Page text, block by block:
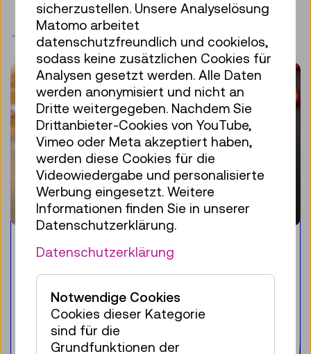
STORYS ZUM THEMA
Hands-On: Technik mit allen
Sinnen begreifen
Neben den Objekten aus der
umfangreichen Sammlung des
Technischen Museums Wien locken
insbesondere die interaktiven
sicherzustellen. Unsere Analyselösung
Matomo arbeitet
datenschutzfreundlich und cookielos,
sodass keine zusätzlichen Cookies für
Analysen gesetzt werden. Alle Daten
werden anonymisiert und nicht an
Dritte weitergegeben. Nachdem Sie
Drittanbieter-Cookies von YouTube,
Vimeo oder Meta akzeptiert haben,
werden diese Cookies für die
Videowiedergabe und personalisierte
Werbung eingesetzt. Weitere
Informationen finden Sie in unserer
Datenschutzerklärung.
Datenschutzerklärung
Notwendige Cookies
Cookies dieser Kategorie
sind für die
Grundfunktionen der